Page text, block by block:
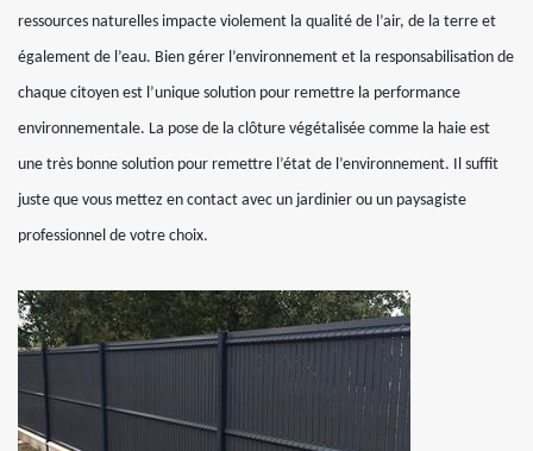
ressources naturelles impacte violement la qualité de l’air, de la terre et
également de l’eau. Bien gérer l’environnement et la responsabilisation de
chaque citoyen est l’unique solution pour remettre la performance
environnementale. La pose de la clôture végétalisée comme la haie est
une très bonne solution pour remettre l’état de l’environnement. Il suffit
juste que vous mettez en contact avec un jardinier ou un paysagiste
professionnel de votre choix.